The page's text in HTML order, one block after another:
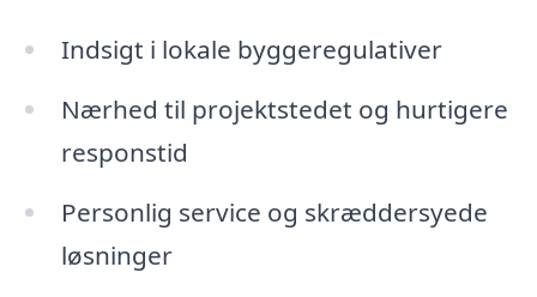
Indsigt i lokale byggeregulativer
Nærhed til projektstedet og hurtigere
responstid
Personlig service og skræddersyede
løsninger